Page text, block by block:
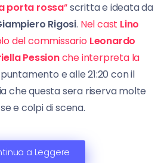
porta rossa“scritta e ideata da
Rigosi. Nel cast Lino
del commissario Leonardo
Pessionche interpreta la
e alle 21:20 con il
che questa sera riserva molte
e colpi di scena.
a Leggere